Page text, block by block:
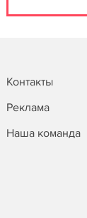
Контакты
Реклама
Наша команда